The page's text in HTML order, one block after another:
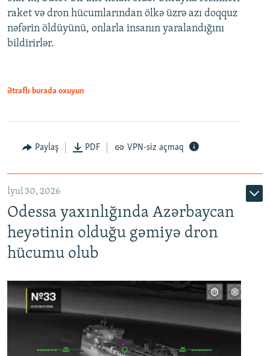
raket və dron hücumlarından ölkə üzrə azı doqquz
nəfərin öldüyünü, onlarla insanın yaralandığını
bildirirlər.
Ətraflı burada oxuyun
Paylaş PDF VPN-siz açmaq
İyul 30, 2026
Odessa yaxınlığında Azərbaycan
heyətinin olduğu gəmiyə dron
hücumu olub